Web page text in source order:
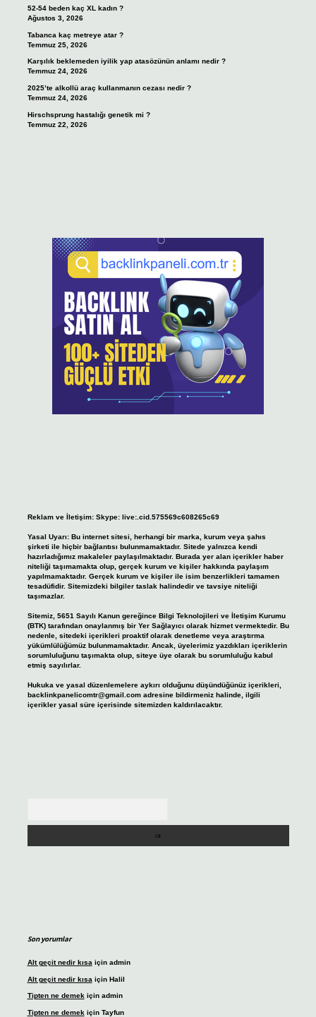
52-54 beden kaç XL kadın ?
Ağustos 3, 2026
Tabanca kaç metreye atar ?
Temmuz 25, 2026
Karşılık beklemeden iyilik yap atasözünün anlamı nedir ?
Temmuz 24, 2026
2025’te alkollü araç kullanmanın cezası nedir ?
Temmuz 24, 2026
Hirschsprung hastalığı genetik mi ?
Temmuz 22, 2026
Reklam ve İletişim: Skype: live:.cid.575569c608265c69
Yasal Uyarı: Bu internet sitesi, herhangi bir marka, kurum veya şahıs
şirketi ile hiçbir bağlantısı bulunmamaktadır. Sitede yalnızca kendi
hazırladığımız makaleler paylaşılmaktadır. Burada yer alan içerikler haber
niteliği taşımamakta olup, gerçek kurum ve kişiler hakkında paylaşım
yapılmamaktadır. Gerçek kurum ve kişiler ile isim benzerlikleri tamamen
tesadüfidir. Sitemizdeki bilgiler taslak halindedir ve tavsiye niteliği
taşımazlar.
Sitemiz, 5651 Sayılı Kanun gereğince Bilgi Teknolojileri ve İletişim Kurumu
(BTK) tarafından onaylanmış bir Yer Sağlayıcı olarak hizmet vermektedir. Bu
nedenle, sitedeki içerikleri proaktif olarak denetleme veya araştırma
yükümlülüğümüz bulunmamaktadır. Ancak, üyelerimiz yazdıkları içeriklerin
sorumluluğunu taşımakta olup, siteye üye olarak bu sorumluluğu kabul
etmiş sayılırlar.
Hukuka ve yasal düzenlemelere aykırı olduğunu düşündüğünüz içerikleri,
backlinkpanelicomtr@gmail.comadresine bildirmeniz halinde, ilgili
içerikler yasal süre içerisinde sitemizden kaldırılacaktır.
Son yorumlar
Alt geçit nedir kısa için admin
Alt geçit nedir kısa için Halil
Tipten ne demekiçin admin
Tipten ne demek için Tayfun